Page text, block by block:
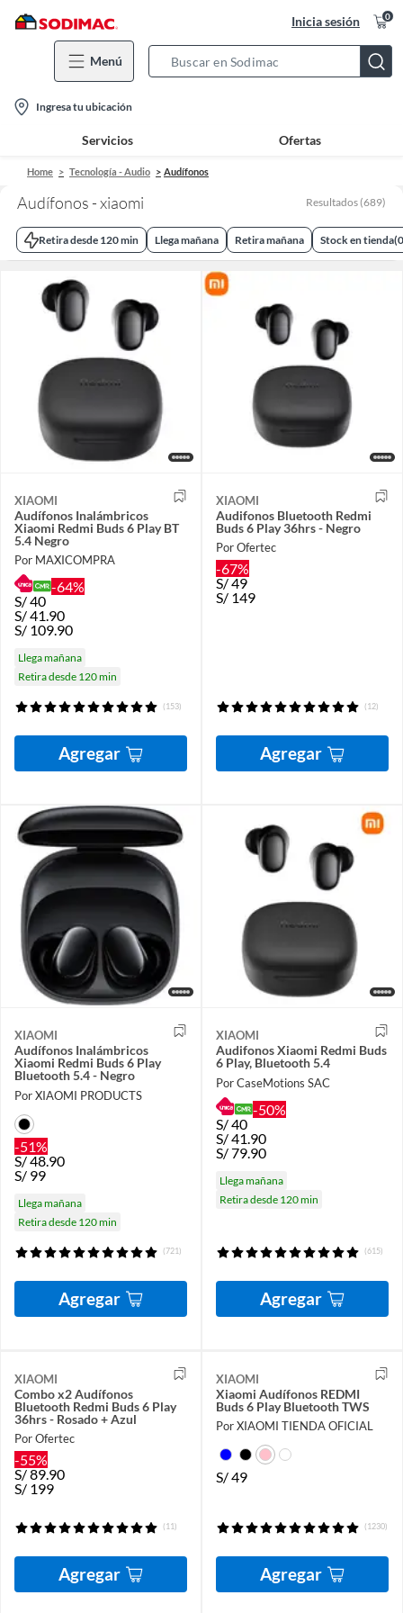
Inicia sesión 0
Menú
Bar
location-
icon
Ingresa tu ubicación
Servicios Ofertas
Home Tecnología - Audio Audífonos
Audífonos - xiaomi Resultados (689)
Retira desde 120 min Llega mañana Retira mañana Stock en tienda(0
XIAOMI
Audífonos Inalámbricos
Xiaomi Redmi Buds 6 Play BT
5.4 Negro
Por MAXICOMPRA
-64%
S/40
S/41.90
S/ 109.90
Llega mañana
Retira desde 120 min
(153)
Agregar
XIAOMI
Audifonos Bluetooth Redmi
Buds 6 Play 36hrs - Negro
Por Ofertec
-67%
S/49
S/ 149
(12)
Agregar
XIAOMI
Audífonos Inalámbricos
Xiaomi Redmi Buds 6 Play
Bluetooth 5.4 - Negro
Por XIAOMI PRODUCTS
-51%
S/48.90
S/ 99
Llega mañana
Retira desde 120 min
(721)
Agregar
XIAOMI
Audifonos Xiaomi Redmi Buds
6 Play, Bluetooth 5.4
Por CaseMotions SAC
-50%
S/40
S/41.90
S/79.90
Llega mañana
Retira desde 120 min
(615)
Agregar
XIAOMI
Combo x2 Audífonos
Bluetooth Redmi Buds 6 Play
36hrs - Rosado + Azul
Por Ofertec
-55%
S/89.90
S/ 199
(11)
Agregar
XIAOMI
Xiaomi Audífonos REDMI
Buds 6 Play Bluetooth TWS
Por XIAOMI TIENDA OFICIAL
S/49
(1230)
Agregar